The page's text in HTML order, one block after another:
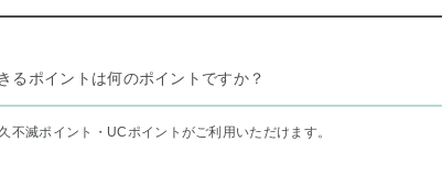
るポイントは何のポイントですか？
滅ポイント・UCポイントがご利用いただけます。